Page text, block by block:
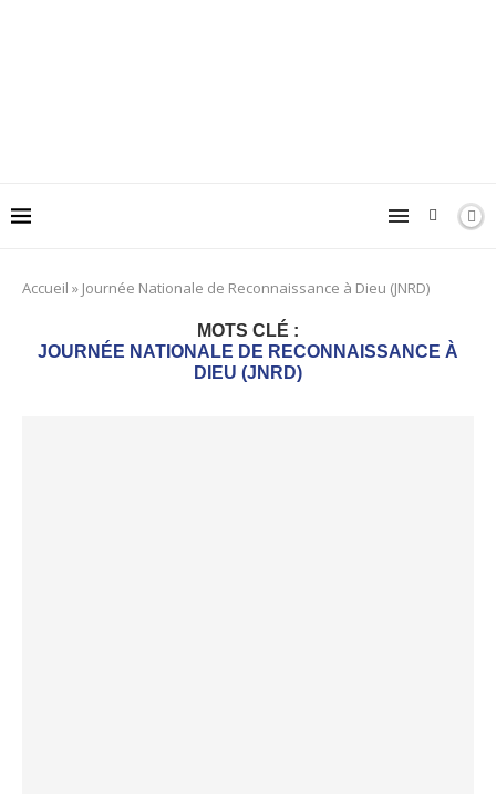
Accueil » Journée Nationale de Reconnaissance à Dieu (JNRD)
MOTS CLÉ :
JOURNÉE NATIONALE DE RECONNAISSANCE À
DIEU (JNRD)